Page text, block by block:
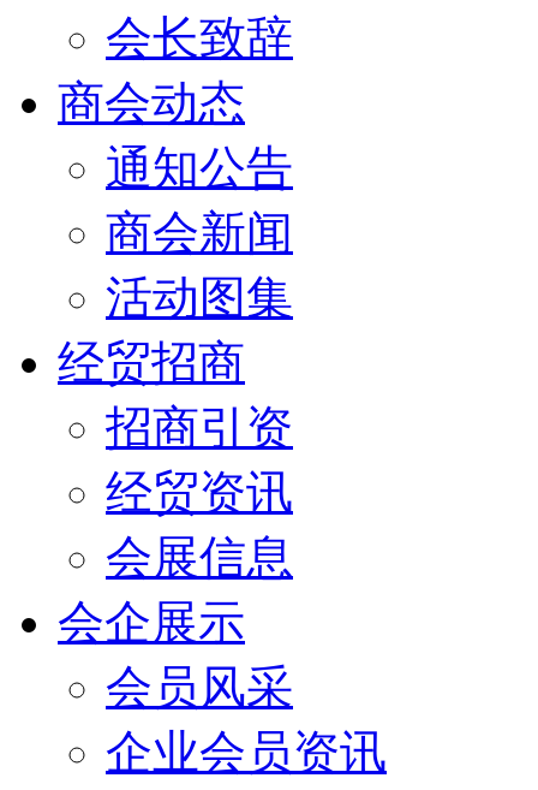
会长致辞
商会动态
通知公告
商会新闻
活动图集
经贸招商
招商引资
经贸资讯
会展信息
会企展示
会员风采
企业会员资讯